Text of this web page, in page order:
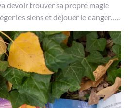
devoir trouver sa propre magie
les siens et déjouer le danger…..